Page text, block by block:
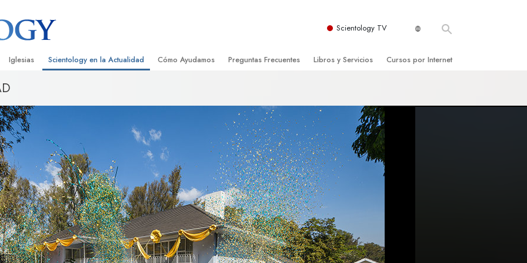
Scientology TV
acerca de
Scientology
Iglesias
Encontrar una Iglesia
Iglesias Ideales de Scientology
Organizaciones Avanzadas
Base en Tierra de Flag
Freewinds
Llevando Scientology al Mundo
Scientology en la Actualidad
David Miscavige: Líder Eclesiástico de
Scientology
Cómo Ayudamos
Criminon
Narconon
La Verdad Sobre las Drogas
Unidos por los Derechos Humanos
Comisión de Ciudadanos por los
Derechos Humanos
Preguntas Frecuentes
Dentro de una Iglesia
La Organización de Scientology
Libros y Servicios
Audiolibros
Conferencias Introductorias
Películas Introductorias
Servicios Iniciales
Cursos por Internet
Las Dinámicas de la Existencia
Los Componentes de la Comprensión
Soluciones para un Entorno Peligroso
Ayudas para Enfermedades y Lesiones
La Integridad y la Honestidad
El Matrimonio
La Escala Tonal Emocional